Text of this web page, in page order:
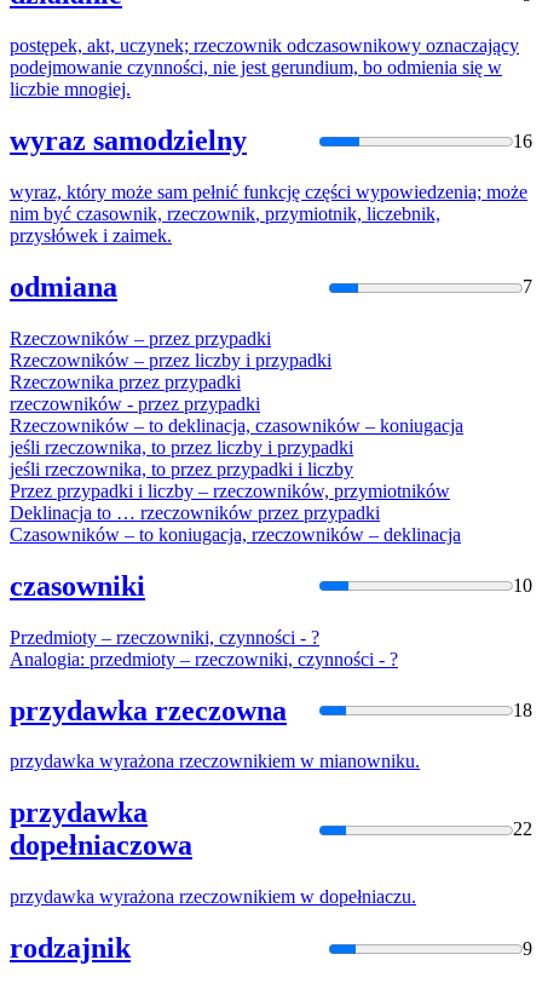
postępek, akt, uczynek; rzeczownik odczasownikowy oznaczający
podejmowanie czynności, nie jest gerundium, bo odmienia się w
liczbie mnogiej.
wyraz samodzielny 16
wyraz, który może sam pełnić funkcję części wypowiedzenia; może
nim być czasownik, rzeczownik, przymiotnik, liczebnik,
przysłówek i zaimek.
odmiana 7
Rzeczowników – przez przypadki
Rzeczowników – przez liczby i przypadki
Rzeczownika przez przypadki
rzeczowników - przez przypadki
Rzeczowników – to deklinacja, czasowników – koniugacja
jeśli rzeczownika, to przez liczby i przypadki
jeśli rzeczownika, to przez przypadki i liczby
Przez przypadki i liczby – rzeczowników, przymiotników
Deklinacja to … rzeczowników przez przypadki
Czasowników – to koniugacja, rzeczowników – deklinacja
czasowniki 10
Przedmioty – rzeczowniki, czynności - ?
Analogia: przedmioty – rzeczowniki, czynności - ?
przydawka rzeczowna 18
przydawka wyrażona rzeczownikiem w mianowniku.
przydawka
dopełniaczowa
22
przydawka wyrażona rzeczownikiem w dopełniaczu.
rodzajnik 9